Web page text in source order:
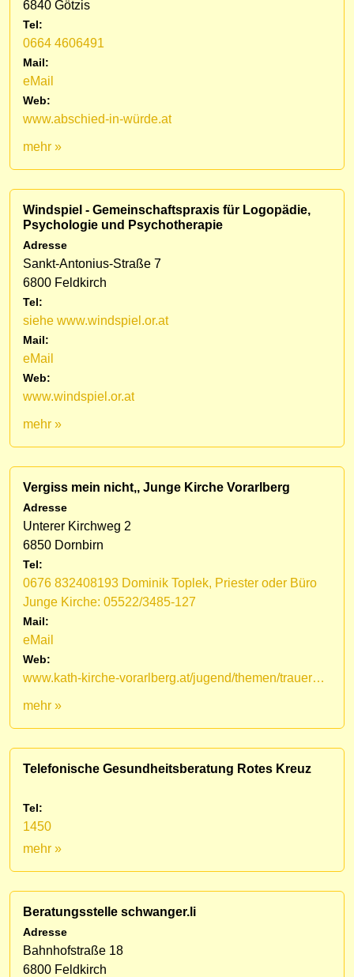
6840 Götzis
Tel:
0664 4606491
Mail:
eMail
Web:
www.abschied-in-würde.at
mehr »
Windspiel - Gemeinschaftspraxis für Logopädie,
Psychologie und Psychotherapie
Adresse
Sankt-Antonius-Straße 7
6800 Feldkirch
Tel:
siehe www.windspiel.or.at
Mail:
eMail
Web:
www.windspiel.or.at
mehr »
Vergiss mein nicht,, Junge Kirche Vorarlberg
Adresse
Unterer Kirchweg 2
6850 Dornbirn
Tel:
0676 832408193 Dominik Toplek, Priester oder Büro
Junge Kirche: 05522/3485-127
Mail:
eMail
Web:
www.kath-kirche-vorarlberg.at/jugend/themen/trauerarbeit-vergiss-mein-nicht/im-anlassfall
mehr »
Telefonische Gesundheitsberatung Rotes Kreuz
Tel:
1450
mehr »
Beratungsstelle schwanger.li
Adresse
Bahnhofstraße 18
6800 Feldkirch